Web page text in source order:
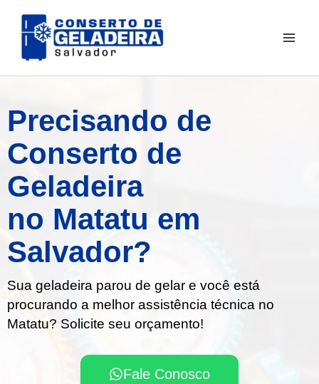
para
Precisando de
Conserto de
Geladeira
no Matatu em
Salvador?
Sua geladeira parou de gelar e você está
procurando a melhor assistência técnica no
Matatu? Solicite seu orçamento!
Fale Conosco